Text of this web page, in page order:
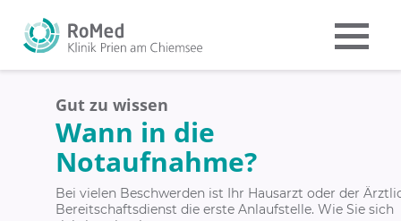
Gut zu wissen
Wann in die
Notaufnahme?
Bei vielen Beschwerden ist Ihr Hausarzt oder der Ärztliche
Bereitschaftsdienst die erste Anlaufstelle. Wie Sie sich